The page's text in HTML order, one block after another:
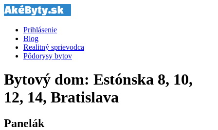
Prihlásenie
Blog
Realitný sprievodca
Pôdorysy bytov
Bytový dom: Estónska 8, 10,
12, 14, Bratislava
Panelák